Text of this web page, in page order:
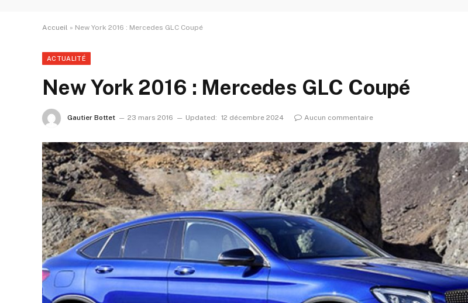
Accueil » New York 2016 : Mercedes GLC Coupé
ACTUALITÉ
New York 2016 : Mercedes GLC Coupé
Gautier Bottet 23 mars 2016 Updated: 12 décembre 2024 Aucun commentaire